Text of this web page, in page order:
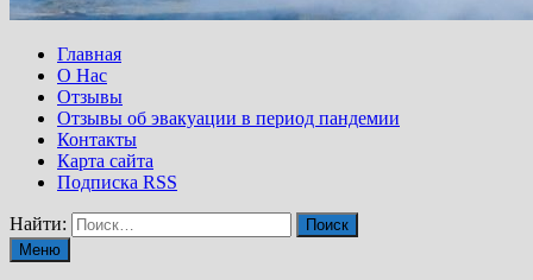
Главная
О Нас
Отзывы
Отзывы об эвакуации в период пандемии
Контакты
Карта сайта
Подписка RSS
Найти:
Меню